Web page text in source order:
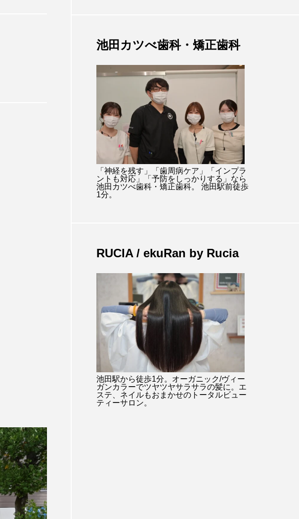
池田カツべ歯科・矯正歯科
「神経を残す」「歯周病ケア」「インプラ
ントも対応」「予防をしっかりする」なら
池田カツべ歯科・矯正歯科。 池田駅前徒歩
1分。
RUCIA / ekuRan by Rucia
池田駅から徒歩1分。オーガニック/ヴィー
ガンカラーでツヤツヤサラサラの髪に。エ
ステ、ネイルもおまかせのトータルビュー
ティーサロン。